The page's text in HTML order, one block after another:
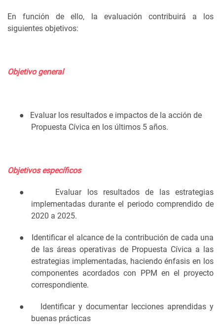
En función de ello, la evaluación contribuirá a los
siguientes objetivos:
Objetivo general
●
Evaluar los resultados e impactos de la acción de
Propuesta Cívica en los últimos 5 años.
Objetivos específicos
●
Evaluar los resultados de las estrategias
implementadas durante el periodo comprendido de
2020 a 2025.
●
Identificar el alcance de la contribución de cada una
de las áreas operativas de Propuesta Cívica a las
estrategias implementadas, haciendo énfasis en los
componentes acordados con PPM en el proyecto
correspondiente.
●
Identificar y documentar lecciones aprendidas y
buenas prácticas